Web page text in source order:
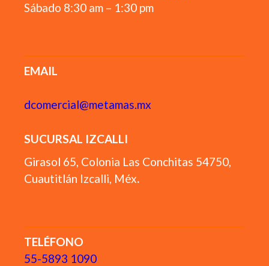
Sábado 8:30 am – 1:30 pm
EMAIL
dcomercial@metamas.mx
SUCURSAL IZCALLI
Girasol 65, Colonia Las Conchitas 54750,
Cuautitlán Izcalli, Méx.
TELÉFONO
55-5893 1090